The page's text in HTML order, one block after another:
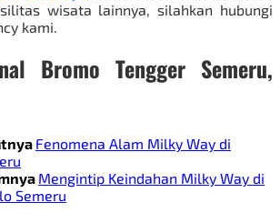
wisata lainnya, silahkan hubungi
kami.
Bromo Tengger Semeru,
Fenomena Alam Milky Way di
Mengintip Keindahan Milky Way di
Semeru